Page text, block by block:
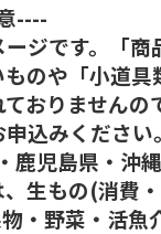
----
ジです。「商
のや「小道具
おりませんの
込みください。
鹿児島県・沖
生もの(消費
・野菜・活魚